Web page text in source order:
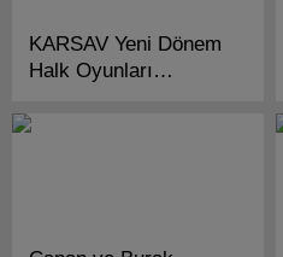
KARSAV Yeni Dönem
Halk Oyunları
Başlıyor!